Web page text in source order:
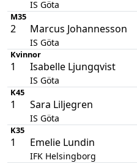
IS Göta
M35
2 Marcus Johannesson
IS Göta
Kvinnor
1 Isabelle Ljungqvist
IS Göta
K45
1 Sara Liljegren
IS Göta
K35
1 Emelie Lundin
IFK Helsingborg